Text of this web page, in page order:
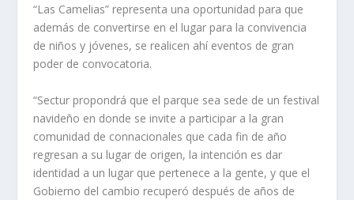
“Las Camelias” representa una oportunidad para que
además de convertirse en el lugar para la convivencia
de niños y jóvenes, se realicen ahí eventos de gran
poder de convocatoria.
“Sectur propondrá que el parque sea sede de un festival
navideño en donde se invite a participar a la gran
comunidad de connacionales que cada fin de año
regresan a su lugar de origen, la intención es dar
identidad a un lugar que pertenece a la gente, y que el
Gobierno del cambio recuperó después de años de